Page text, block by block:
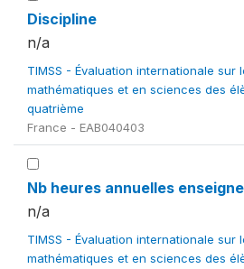
Discipline
n/a
TIMSS - Évaluation internationale sur
mathématiques et en sciences des
quatrième
France - EAB040403
Nb heures annuelles
n/a
TIMSS - Évaluation internationale sur
mathématiques et en sciences des